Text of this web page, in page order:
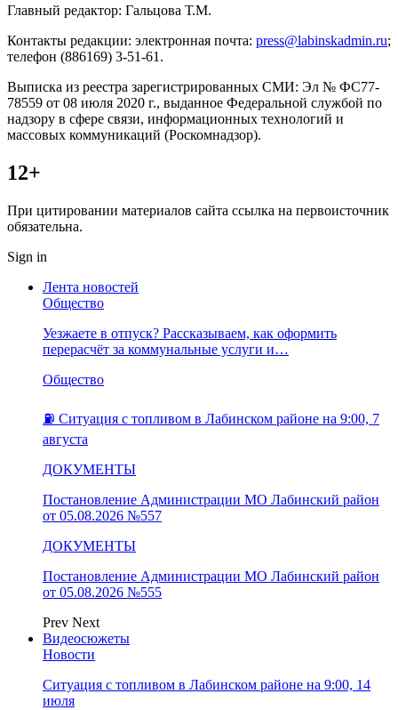
Главный редактор: Гальцова Т.М.
Контакты редакции: электронная почта: press@labinskadmin.ru;
телефон (886169) 3-51-61.
Выписка из реестра зарегистрированных СМИ: Эл № ФС77-
78559 от 08 июля 2020 г., выданное Федеральной службой по
надзору в сфере связи, информационных технологий и
массовых коммуникаций (Роскомнадзор).
12+
При цитировании материалов сайта ссылка на первоисточник
обязательна.
Sign in
Лента новостей
Общество
Уезжаете в отпуск? Рассказываем, как оформить
перерасчёт за коммунальные услуги и…
Общество
⛽️ Ситуация с топливом в Лабинском районе на 9:00, 7
августа
ДОКУМЕНТЫ
Постановление Администрации МО Лабинский район
от 05.08.2026 №557
ДОКУМЕНТЫ
Постановление Администрации МО Лабинский район
от 05.08.2026 №555
Prev Next
Видеосюжеты
Новости
Ситуация с топливом в Лабинском районе на 9:00, 14
июля